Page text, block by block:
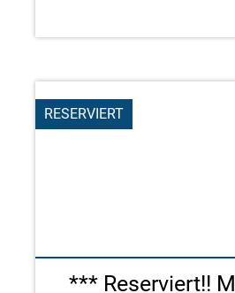
RESERVIERT
*** Reserviert!!